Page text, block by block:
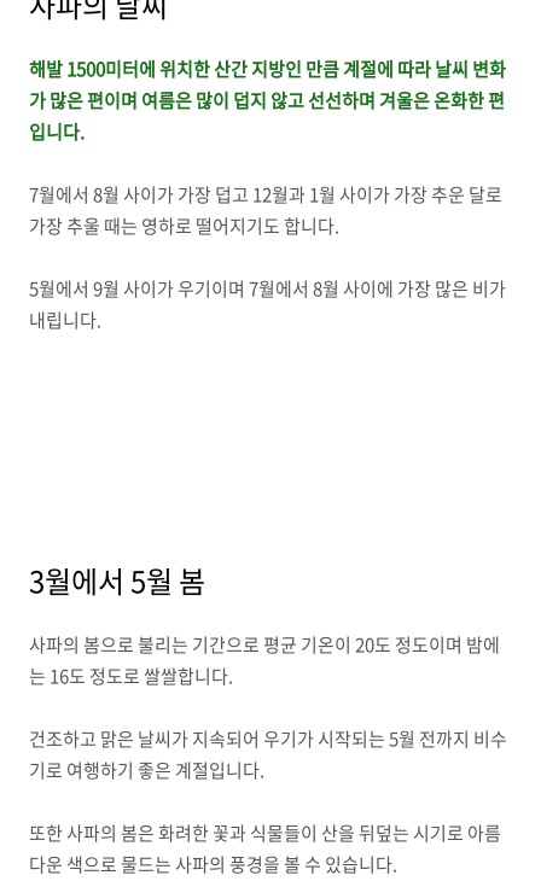
해발 1500미터에 위치한 산간 지방인 만큼 계절에 따라 날씨 변화
가 많은 편이며 여름은 많이 덥지 않고 선선하며 겨울은 온화한 편
입니다.
7월에서 8월 사이가 가장 덥고 12월과 1월 사이가 가장 추운 달로
가장 추울 때는 영하로 떨어지기도 합니다.
5월에서 9월 사이가 우기이며 7월에서 8월 사이에 가장 많은 비가
내립니다.
3월에서 5월 봄
사파의 봄으로 불리는 기간으로 평균 기온이 20도 정도이며 밤에
는 16도 정도로 쌀쌀합니다.
건조하고 맑은 날씨가 지속되어 우기가 시작되는 5월 전까지 비수
기로 여행하기 좋은 계절입니다.
또한 사파의 봄은 화려한 꽃과 식물들이 산을 뒤덮는 시기로 아름
다운 색으로 물드는 사파의 풍경을 볼 수 있습니다.